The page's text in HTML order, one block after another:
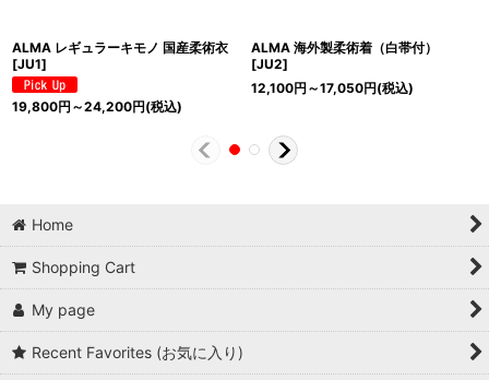
ALMA レギュラーキモノ 国産柔術衣
[JU1]
19,800円 ～24,200円(税込)
ALMA 海外製柔術着（白帯付）
[JU2]
12,100円 ～17,050円(税込)
Home
Shopping Cart
My page
Recent Favorites (お気に入り)